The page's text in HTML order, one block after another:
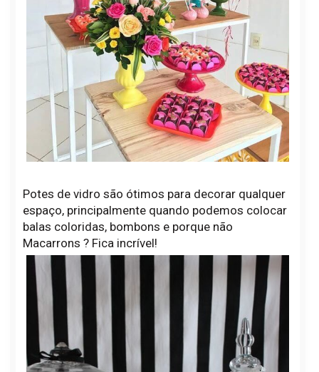
Potes de vidro são ótimos para decorar qualquer
espaço, principalmente quando podemos colocar
balas coloridas, bombons e porque não
Macarrons ? Fica incrível!